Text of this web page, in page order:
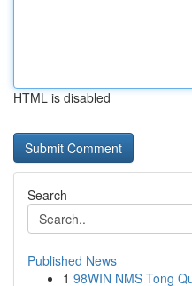
HTML is disabled
Search
Published News
1 98WIN NMS Tong